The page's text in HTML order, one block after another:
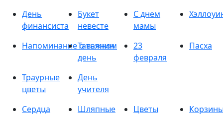
День
финансиста
Букет
невесте
С днем
мамы
Напоминание о важном
Татьянин
день
23
февраля
Пасха
Траурные
цветы
День
учителя
Сердца
Шляпные
Цветы